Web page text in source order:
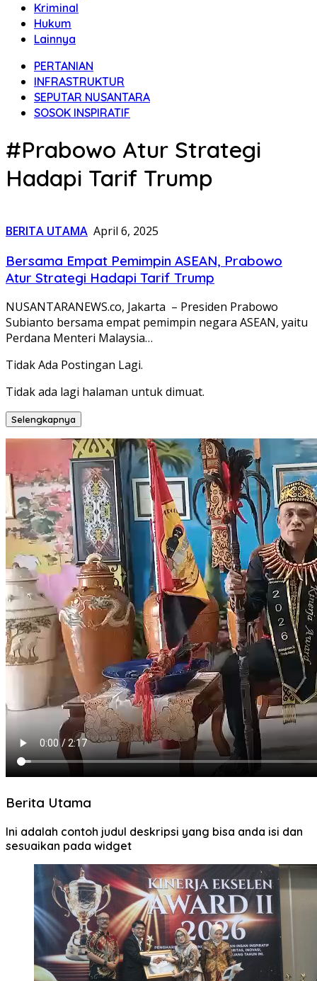
Kriminal
Hukum
Lainnya
PERTANIAN
INFRASTRUKTUR
SEPUTAR NUSANTARA
SOSOK INSPIRATIF
#Prabowo Atur Strategi
Hadapi Tarif Trump
BERITA UTAMA April 6, 2025
Bersama Empat Pemimpin ASEAN, Prabowo
Atur Strategi Hadapi Tarif Trump
NUSANTARANEWS.co, Jakarta – Presiden Prabowo
Subianto bersama empat pemimpin negara ASEAN, yaitu
Perdana Menteri Malaysia…
Tidak Ada Postingan Lagi.
Tidak ada lagi halaman untuk dimuat.
Selengkapnya
Berita Utama
Ini adalah contoh judul deskripsi yang bisa anda isi dan
sesuaikan pada widget